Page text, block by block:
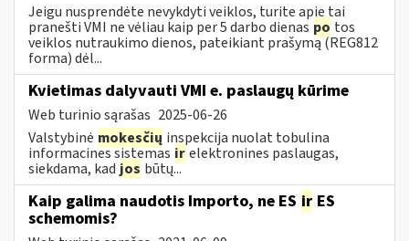
Jeigu nusprendėte nevykdyti veiklos, turite apie tai
pranešti VMI ne vėliau kaip per 5 darbo dienas po tos
veiklos nutraukimo dienos, pateikiant prašymą (REG812
forma) dėl...
Kvietimas dalyvauti VMI e. paslaugų kūrime
Web turinio sąrašas 2025-06-26
Valstybinė mokesčių inspekcija nuolat tobulina
informacines sistemas irelektronines paslaugas,
siekdama, kad jos būtų...
Kaip galima naudotis Importo, ne ES ir ES
schemomis?